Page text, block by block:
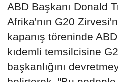
ABD Başkanı Donald
Afrika'nın G20
kapanış töreninde
kıdemli temsilcisine
başkanlığını